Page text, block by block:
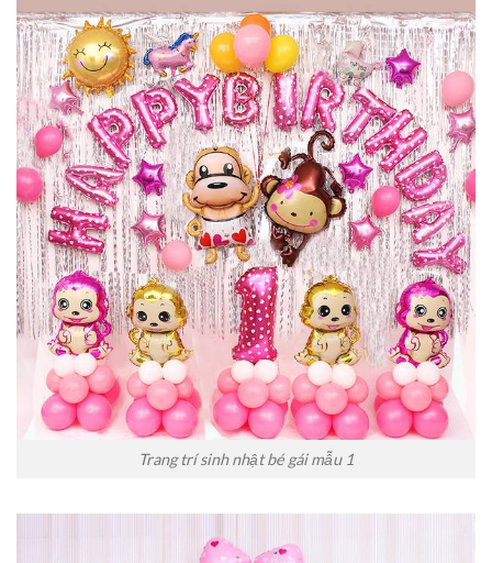
Trang trí sinh nhật bé gái mẫu 1